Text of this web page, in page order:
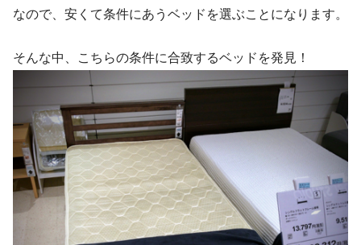
なので、安くて条件にあうベッドを選ぶことになります。
そんな中、こちらの条件に合致するベッドを発見！